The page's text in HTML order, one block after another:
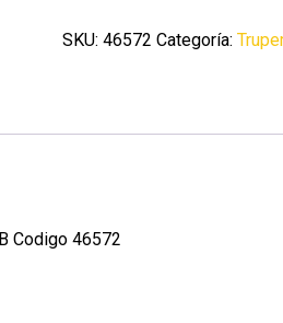
1/8'x5/16'
SKU:46572 Categoría:
Codigo 46572